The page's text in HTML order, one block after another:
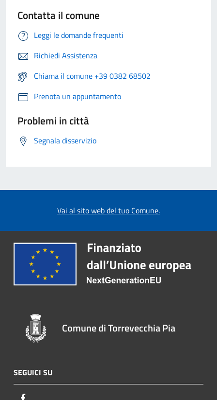
Contatta il comune
Leggi le domande frequenti
Richiedi Assistenza
Chiama il comune +39 0382 68502
Prenota un appuntamento
Problemi in città
Segnala disservizio
Vai al sito web del tuo Comune.
Comune di Torrevecchia Pia
SEGUICI SU